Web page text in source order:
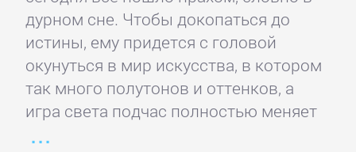
дурном сне. Чтобы докопаться до
истины, ему придется с головой
окунуться в мир искусства, в котором
так много полутонов и оттенков, а
игра света подчас полностью меняет
Зарубежные
любовные
романы